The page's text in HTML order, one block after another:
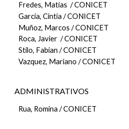
Fredes, Matías / CONICET
García, Cintia / CONICET
Muñoz, Marcos / CONICET
Roca, Javier / CONICET
Stilo, Fabian / CONICET
Vazquez, Mariano / CONICET
ADMINISTRATIVOS
Rua, Romina / CONICET